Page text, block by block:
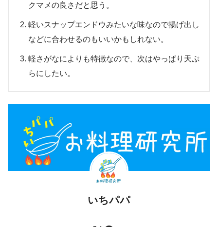
クマメの良さだと思う。
軽いスナップエンドウみたいな味なので揚げ出し
などに合わせるのもいいかもしれない。
軽さがなによりも特徴なので、次はやっぱり天ぷ
らにしたい。
いちパパ